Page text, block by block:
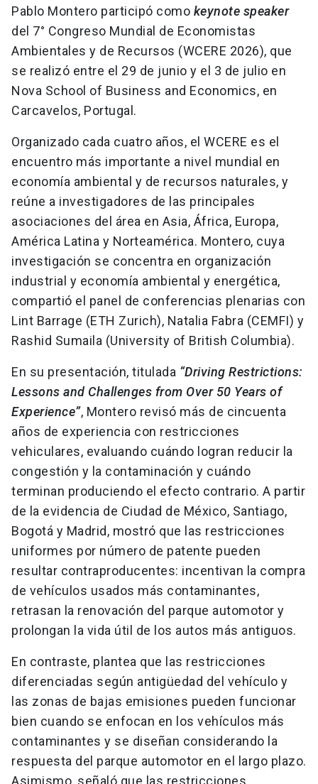
Pablo Montero participó como keynote speaker
del 7° Congreso Mundial de Economistas
Ambientales y de Recursos (WCERE 2026), que
se realizó entre el 29 de junio y el 3 de julio en
Nova School of Business and Economics, en
Carcavelos, Portugal.
Organizado cada cuatro años, el WCERE es el
encuentro más importante a nivel mundial en
economía ambiental y de recursos naturales, y
reúne a investigadores de las principales
asociaciones del área en Asia, África, Europa,
América Latina y Norteamérica. Montero, cuya
investigación se concentra en organización
industrial y economía ambiental y energética,
compartió el panel de conferencias plenarias con
Lint Barrage (ETH Zurich), Natalia Fabra (CEMFI) y
Rashid Sumaila (University of British Columbia).
En su presentación, titulada “Driving Restrictions:
Lessons and Challenges from Over 50 Years of
Experience”, Montero revisó más de cincuenta
años de experiencia con restricciones
vehiculares, evaluando cuándo logran reducir la
congestión y la contaminación y cuándo
terminan produciendo el efecto contrario. A partir
de la evidencia de Ciudad de México, Santiago,
Bogotá y Madrid, mostró que las restricciones
uniformes por número de patente pueden
resultar contraproducentes: incentivan la compra
de vehículos usados más contaminantes,
retrasan la renovación del parque automotor y
prolongan la vida útil de los autos más antiguos.
En contraste, plantea que las restricciones
diferenciadas según antigüedad del vehículo y
las zonas de bajas emisiones pueden funcionar
bien cuando se enfocan en los vehículos más
contaminantes y se diseñan considerando la
respuesta del parque automotor en el largo plazo.
Asimismo, señaló que las restricciones